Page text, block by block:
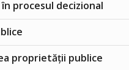
procesul decizional
proprietății publice